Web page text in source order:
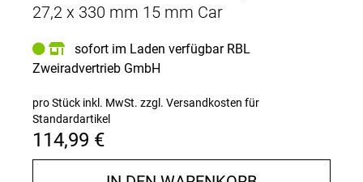
27,2 x 330 mm 15 mm Car
sofort im Laden verfügbar RBL
Zweiradvertrieb GmbH
pro Stück inkl. MwSt. zzgl. Versandkosten für
Standardartikel
114,99 €